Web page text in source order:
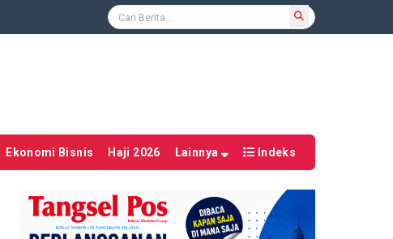
Ekonomi Bisnis Haji 2026 Lainnya Indeks